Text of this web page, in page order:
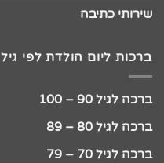
שירותי כתיבה
ברכות ליום הולדת לפי גיל
ברכה לגיל 90 – 100
ברכה לגיל 80 – 89
ברכה לגיל 70 – 79